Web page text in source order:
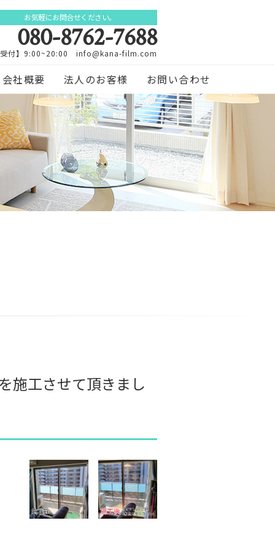
お気軽にお問合せください。
080-8762-7688
付】9:00~20:00 info@kana-film.com
会社概要 法人のお客様 お問い合わせ
施工させて頂きまし